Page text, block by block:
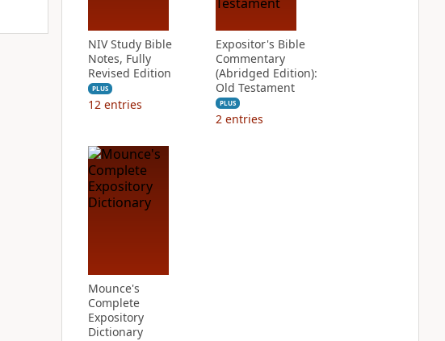
NIV Study Bible
Notes, Fully
Revised Edition
PLUS
12 entries
Expositor's Bible
Commentary
(Abridged Edition):
Old Testament
PLUS
2 entries
Mounce's
Complete
Expository
Dictionary